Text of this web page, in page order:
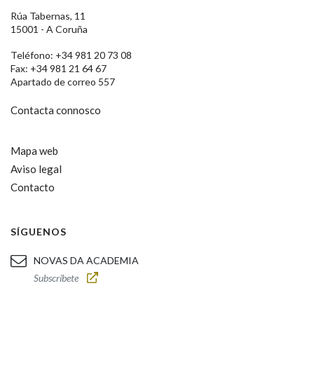
Rúa Tabernas, 11
15001 - A Coruña
Teléfono: +34 981 20 73 08
Fax: +34 981 21 64 67
Apartado de correo 557
Contacta connosco
Mapa web
Aviso legal
Contacto
SÍGUENOS
NOVAS DA ACADEMIA
Subscríbete